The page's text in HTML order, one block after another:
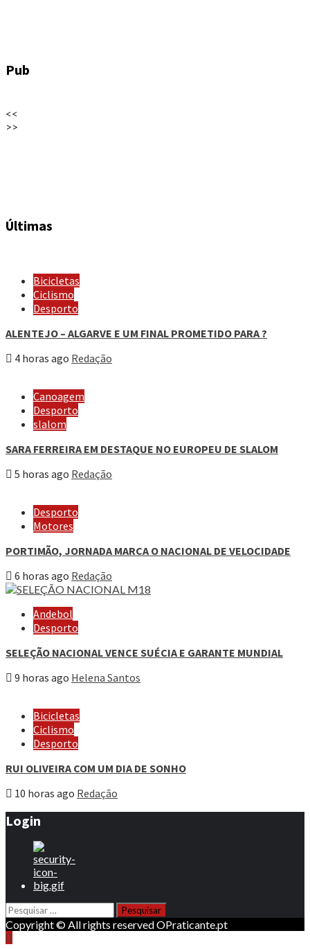
Pub
<<
>>
Últimas
Bicicletas
Ciclismo
Desporto
ALENTEJO – ALGARVE E UM FINAL PROMETIDO PARA ?
4 horas ago Redação
Canoagem
Desporto
slalom
SARA FERREIRA EM DESTAQUE NO EUROPEU DE SLALOM
5 horas ago Redação
Desporto
Motores
PORTIMÃO, JORNADA MARCA O NACIONAL DE VELOCIDADE
6 horas ago Redação
Andebol
Desporto
SELEÇÃO NACIONAL VENCE SUÉCIA E GARANTE MUNDIAL
9 horas ago Helena Santos
Bicicletas
Ciclismo
Desporto
RUI OLIVEIRA COM UM DIA DE SONHO
10 horas ago Redação
Login
Pesquisar
por:
Copyright © All rights reserved OPraticante.pt